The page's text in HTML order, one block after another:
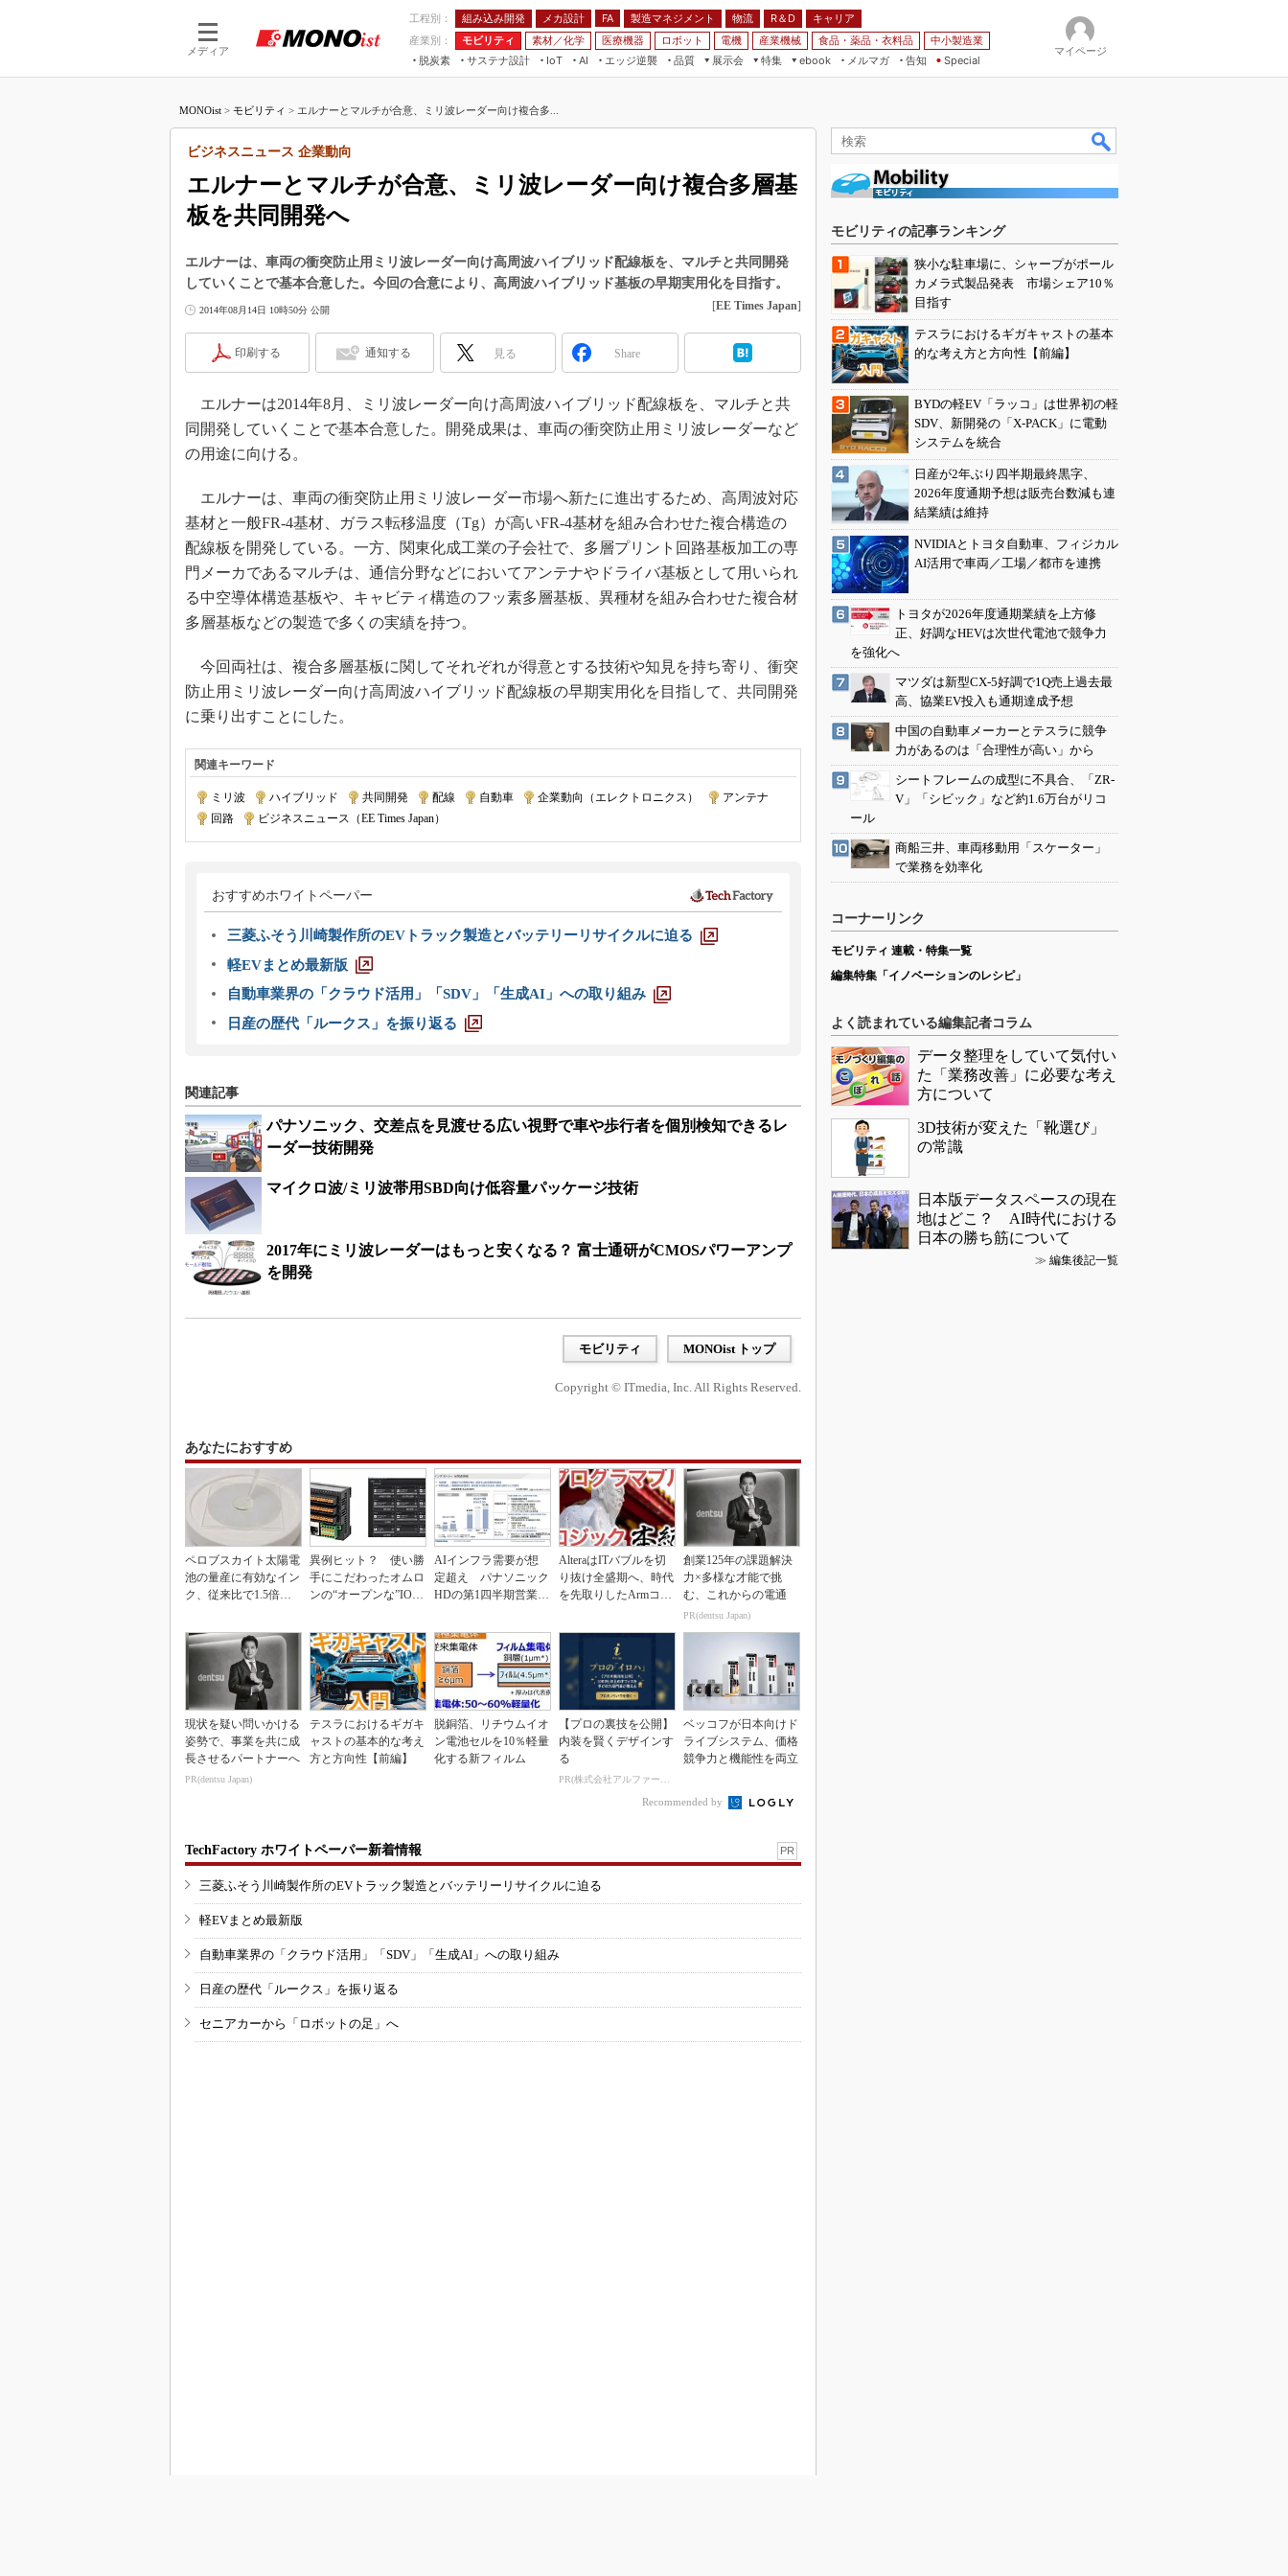
メディア
工程別： 組み込み開発 メカ設計 FA 製造マネジメント 物流 R＆D
キャリア
産業別：
モビリティ 素材／化学 医療機器 ロボット 電機 産業機械 食品・薬品・衣料品
中小製造業
脱炭素
サステナ設計
IoT
つながる工場
AI
AI×設備保全
エッジ逆襲 品質
展示会
JIMTOF
IIFES
TECHNO-FRONTIER
スマート工場EXPO
EdgeTech+
AUTOMOTIVE WORLD
特集
フィールドサービス
組み込み画像技術
組み込みモデリング
車載ソフト開発
ISO26262
無償設計ツール
3Dプリンタ
S＆OP
インダストリー4.0
イノベーション
製造業ビッグデータ
知財マネジメント
海外生産
新型コロナへの対応
ebook
FA
メルマガ
告知 Special
マイページ
MONOist > モビリティ > エルナーとマルチが合意、ミリ波レーダー向け複合多...
エルナーとマルチが合意、ミリ波レーダー向け複合多層基
板を共同開発へ
ビジネスニュース 企業動向
エルナーは、車両の衝突防止用ミリ波レーダー向け高周波ハイブリッド配線板を、マルチと共同開発
していくことで基本合意した。今回の合意により、高周波ハイブリッド基板の早期実用化を目指す。
2014年08月14日 10時50分 公開 [EE Times Japan]
印刷する 通知する 見る Share
エルナーは2014年8月、ミリ波レーダー向け高周波ハイブリッド配線板を、マルチと共
同開発していくことで基本合意した。開発成果は、車両の衝突防止用ミリ波レーダーなど
の用途に向ける。
エルナーは、車両の衝突防止用ミリ波レーダー市場へ新たに進出するため、高周波対応
基材と一般FR-4基材、ガラス転移温度（Tg）が高いFR-4基材を組み合わせた複合構造の
配線板を開発している。一方、関東化成工業の子会社で、多層プリント回路基板加工の専
門メーカであるマルチは、通信分野などにおいてアンテナやドライバ基板として用いられ
る中空導体構造基板や、キャビティ構造のフッ素多層基板、異種材を組み合わせた複合材
多層基板などの製造で多くの実績を持つ。
今回両社は、複合多層基板に関してそれぞれが得意とする技術や知見を持ち寄り、衝突
防止用ミリ波レーダー向け高周波ハイブリッド配線板の早期実用化を目指して、共同開発
に乗り出すことにした。
関連キーワード
ミリ波 ハイブリッド 共同開発 配線 自動車 企業動向（エレクトロニクス） アンテナ
回路
ビジネスニュース（EE Times Japan）
おすすめホワイトペーパー
三菱ふそう川崎製作所のEVトラック製造とバッテリーリサイクルに迫る
軽EVまとめ最新版
自動車業界の「クラウド活用」「SDV」「生成AI」への取り組み
日産の歴代「ルークス」を振り返る
関連記事
パナソニック、交差点を見渡せる広い視野で車や歩行者を個別検知できるレ
ーダー技術開発
マイクロ波/ミリ波帯用SBD向け低容量パッケージ技術
2017年にミリ波レーダーはもっと安くなる？ 富士通研がCMOSパワーアンプ
を開発
モビリティ MONOist トップ
Copyright © ITmedia, Inc. All Rights Reserved.
あなたにおすすめ
ペロブスカイト太陽電
池の量産に有効なイン
ク、従来比で1.5倍の
異例ヒット？ 使い勝
手にこだわったオムロ
ンの“オープンな”IO-L
AIインフラ需要が想
定超え パナソニック
HDの第1四半期営業利
AlteraはITバブルを切
り抜け全盛期へ、時代
を先取りしたArmコア
創業125年の課題解決
力×多様な才能で挑
む、これからの電通
PR(dentsu Japan)
現状を疑い問いかける
姿勢で、事業を共に成
長させるパートナーへ
PR(dentsu Japan)
テスラにおけるギガキ
ャストの基本的な考え
方と方向性【前編】
脱銅箔、リチウムイオ
ン電池セルを10％軽量
化する新フィルム
【プロの裏技を公開】
内装を賢くデザインす
る
PR(株式会社アルファーテクノ)
ベッコフが日本向けド
ライブシステム、価格
競争力と機能性を両立
Recommended by
TechFactory ホワイトペーパー新着情報 PR
三菱ふそう川崎製作所のEVトラック製造とバッテリーリサイクルに迫る
軽EVまとめ最新版
自動車業界の「クラウド活用」「SDV」「生成AI」への取り組み
日産の歴代「ルークス」を振り返る
セニアカーから「ロボットの足」へ
モビリティの記事ランキング
狭小な駐車場に、シャープがポール
カメラ式製品発表 市場シェア10％
目指す
テスラにおけるギガキャストの基本
的な考え方と方向性【前編】
BYDの軽EV「ラッコ」は世界初の軽
SDV、新開発の「X-PACK」に電動
システムを統合
日産が2年ぶり四半期最終黒字、
2026年度通期予想は販売台数減も連
結業績は維持
NVIDIAとトヨタ自動車、フィジカル
AI活用で車両／工場／都市を連携
トヨタが2026年度通期業績を上方修
正、好調なHEVは次世代電池で競争力
を強化へ
マツダは新型CX-5好調で1Q売上過去最
高、協業EV投入も通期達成予想
中国の自動車メーカーとテスラに競争
力があるのは「合理性が高い」から
シートフレームの成型に不具合、「ZR-
V」「シビック」など約1.6万台がリコ
ール
商船三井、車両移動用「スケーター」
で業務を効率化
コーナーリンク
モビリティ 連載・特集一覧
編集特集「イノベーションのレシピ」
よく読まれている編集記者コラム
データ整理をしていて気付い
た「業務改善」に必要な考え
方について
3D技術が変えた「靴選び」
の常識
日本版データスペースの現在
地はどこ？ AI時代における
日本の勝ち筋について
≫ 編集後記一覧